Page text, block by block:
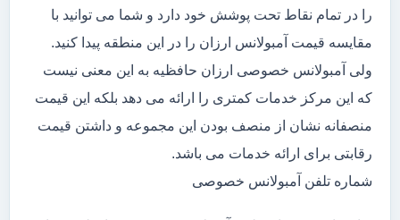
را در تمام نقاط تحت پوشش خود دارد و شما می توانید با
مقایسه قیمت آمبولانس ارزان را در این منطقه پیدا کنید.
ولی آمبولانس خصوصی ارزان حافظیه به این معنی نیست
که این مرکز خدمات کمتری را ارائه می دهد بلکه این قیمت
منصفانه نشان از منصف بودن این مجموعه و داشتن قیمت
رقابتی برای ارائه خدمات می باشد.
شماره تلفن آمبولانس خصوصی